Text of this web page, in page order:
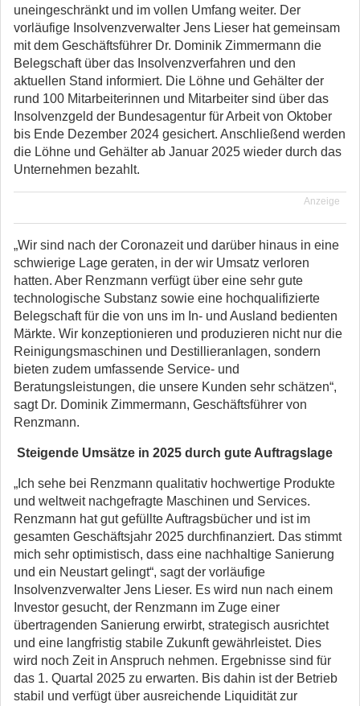
uneingeschränkt und im vollen Umfang weiter. Der
vorläufige Insolvenzverwalter Jens Lieser hat gemeinsam
mit dem Geschäftsführer Dr. Dominik Zimmermann die
Belegschaft über das Insolvenzverfahren und den
aktuellen Stand informiert. Die Löhne und Gehälter der
rund 100 Mitarbeiterinnen und Mitarbeiter sind über das
Insolvenzgeld der Bundesagentur für Arbeit von Oktober
bis Ende Dezember 2024 gesichert. Anschließend werden
die Löhne und Gehälter ab Januar 2025 wieder durch das
Unternehmen bezahlt.
Anzeige
„Wir sind nach der Coronazeit und darüber hinaus in eine
schwierige Lage geraten, in der wir Umsatz verloren
hatten. Aber Renzmann verfügt über eine sehr gute
technologische Substanz sowie eine hochqualifizierte
Belegschaft für die von uns im In- und Ausland bedienten
Märkte. Wir konzeptionieren und produzieren nicht nur die
Reinigungsmaschinen und Destillieranlagen, sondern
bieten zudem umfassende Service- und
Beratungsleistungen, die unsere Kunden sehr schätzen“,
sagt Dr. Dominik Zimmermann, Geschäftsführer von
Renzmann.
Steigende Umsätze in 2025 durch gute Auftragslage
„Ich sehe bei Renzmann qualitativ hochwertige Produkte
und weltweit nachgefragte Maschinen und Services.
Renzmann hat gut gefüllte Auftragsbücher und ist im
gesamten Geschäftsjahr 2025 durchfinanziert. Das stimmt
mich sehr optimistisch, dass eine nachhaltige Sanierung
und ein Neustart gelingt“, sagt der vorläufige
Insolvenzverwalter Jens Lieser. Es wird nun nach einem
Investor gesucht, der Renzmann im Zuge einer
übertragenden Sanierung erwirbt, strategisch ausrichtet
und eine langfristig stabile Zukunft gewährleistet. Dies
wird noch Zeit in Anspruch nehmen. Ergebnisse sind für
das 1. Quartal 2025 zu erwarten. Bis dahin ist der Betrieb
stabil und verfügt über ausreichende Liquidität zur